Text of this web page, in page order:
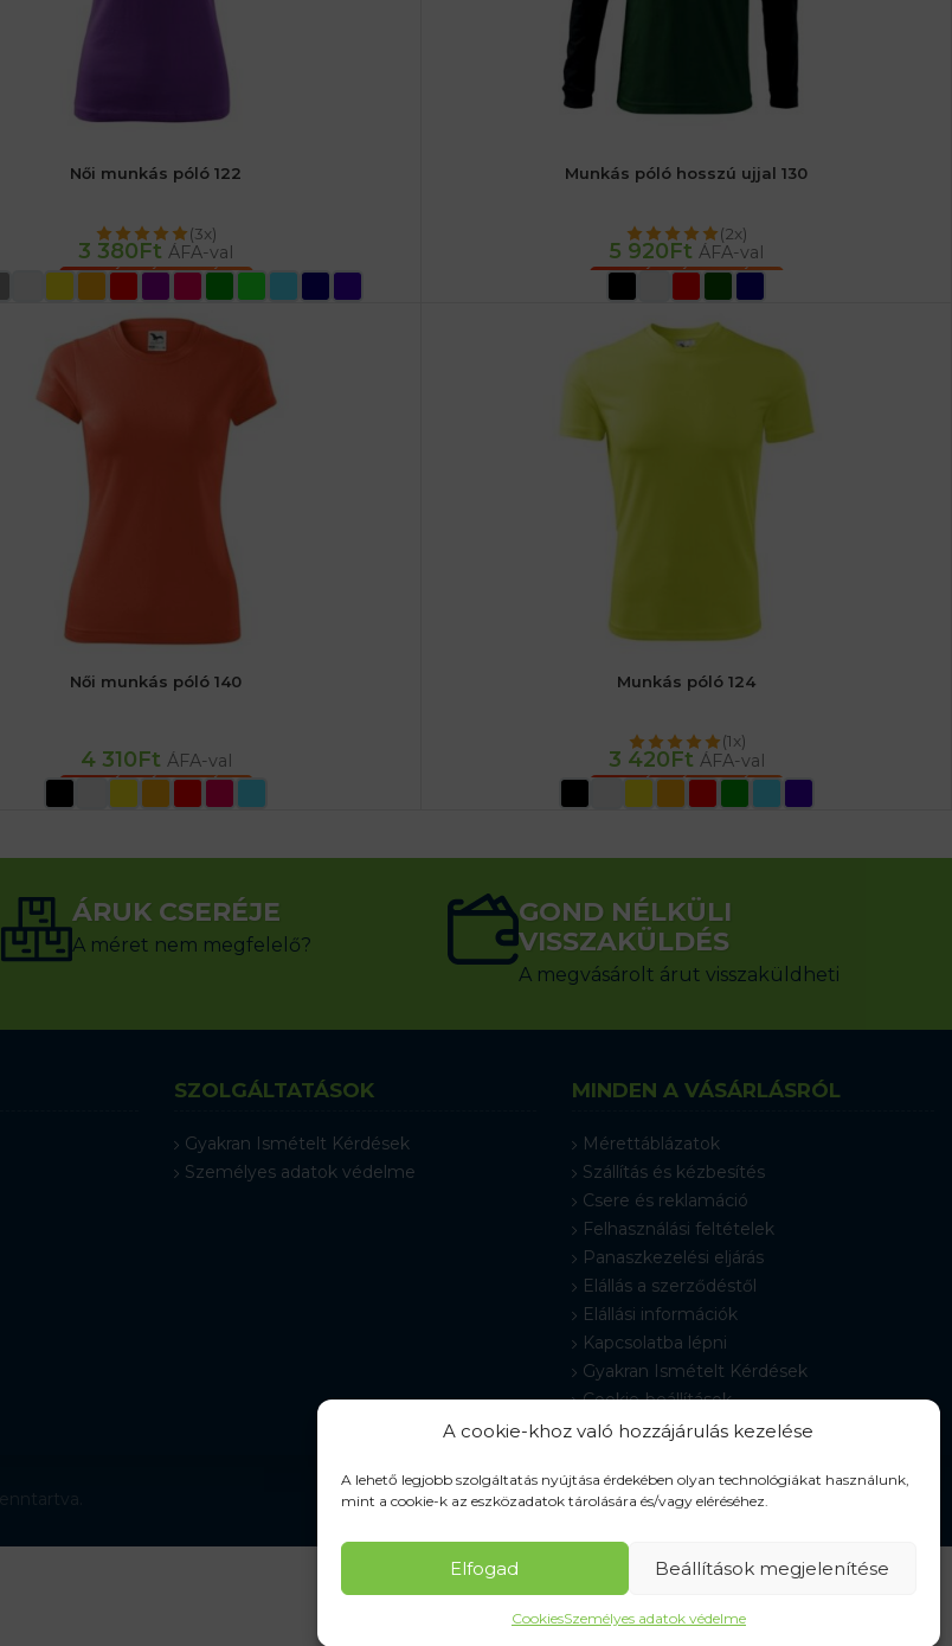
A cookie-khoz való hozzájárulás kezelése
A lehető legjobb szolgáltatás nyújtása érdekében olyan technológiákat használunk,
mint a cookie-k az eszközadatok tárolására és/vagy eléréséhez.
Elfogad Beállítások megjelenítése
CookiesSzemélyes adatok védelme
Női munkás póló 122
(3x)
3 380Ft ÁFA-val
OPCIÓK VÁLASZTÁSA
Munkás póló hosszú ujjal 130
(2x)
5 920Ft ÁFA-val
OPCIÓK VÁLASZTÁSA
Női munkás póló 140
4 310Ft ÁFA-val
OPCIÓK VÁLASZTÁSA
Munkás póló 124
(1x)
3 420Ft ÁFA-val
OPCIÓK VÁLASZTÁSA
ÁRUK CSERÉJE
A méret nem megfelelő?
GOND NÉLKÜLI
VISSZAKÜLDÉS
A megvásárolt árut visszaküldheti
SZOLGÁLTATÁSOK
Gyakran Ismételt Kérdések
Személyes adatok védelme
MINDEN A VÁSÁRLÁSRÓL
Mérettáblázatok
Szállítás és kézbesítés
Csere és reklamáció
Felhasználási feltételek
Panaszkezelési eljárás
Elállás a szerződéstől
Elállási információk
Kapcsolatba lépni
Gyakran Ismételt Kérdések
Cookie-beállítások